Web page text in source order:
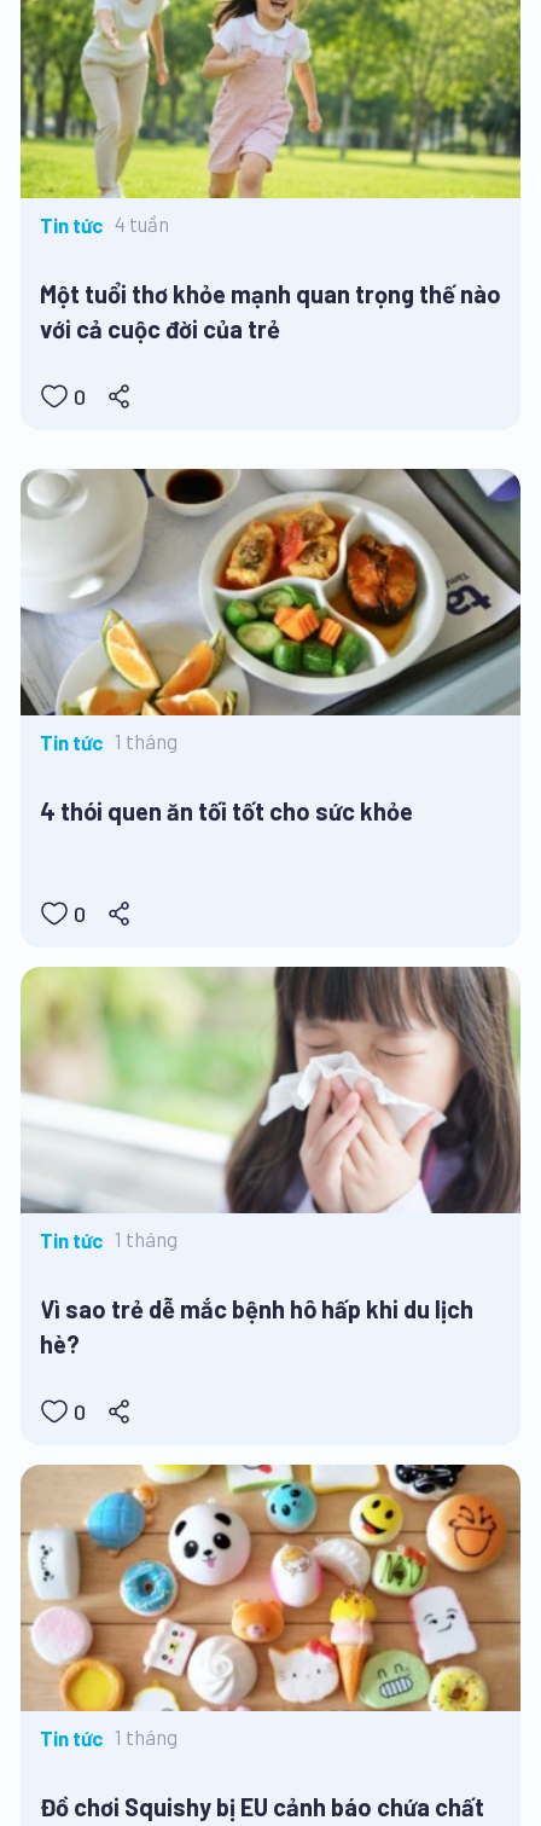
Tin tức 4 tuần
Một tuổi thơ khỏe mạnh quan trọng thế nào
với cả cuộc đời của trẻ
0
Tin tức 1 tháng
4 thói quen ăn tối tốt cho sức khỏe
0
Tin tức 1 tháng
Vì sao trẻ dễ mắc bệnh hô hấp khi du lịch
hè?
0
Tin tức 1 tháng
Đồ chơi Squishy bị EU cảnh báo chứa chất